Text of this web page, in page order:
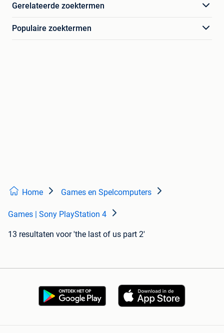
Gerelateerde zoektermen
Populaire zoektermen
Home Games en Spelcomputers
Games | Sony PlayStation 4
13 resultaten voor 'the last of us part 2'